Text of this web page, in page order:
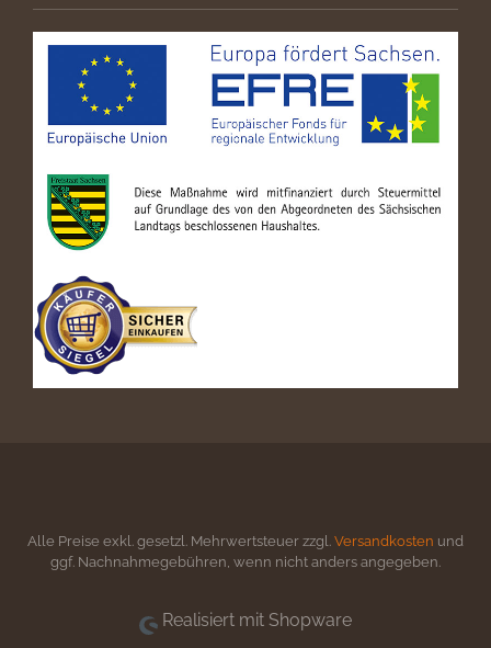
Alle Preise exkl. gesetzl. Mehrwertsteuer zzgl. Versandkosten und
ggf. Nachnahmegebühren, wenn nicht anders angegeben.
Realisiert mit Shopware